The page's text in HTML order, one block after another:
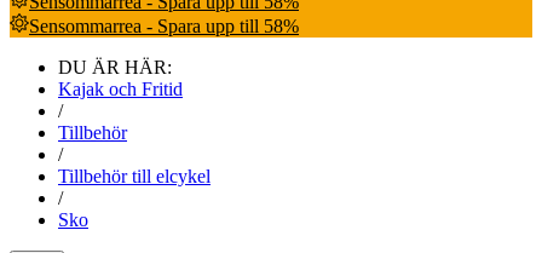
Sensommarrea - Spara upp till 58%
DU ÄR HÄR:
Kajak och Fritid
/
Tillbehör
/
Tillbehör till elcykel
/
Sko